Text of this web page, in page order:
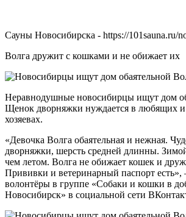
Сауны Новосибирска - https://101sauna.ru/
Волга дружит с кошками и не обижает их
Неравнодушные новосибирцы ищут дом
Щенок дворняжки нуждается в любящих и
хозяевах.
«Девочка Волга обаятельная и нежная.
дворняжки, шерсть средней длинны.
чем летом. Волга не обижает кошек и
Прививки и ветеринарный паспорт есть»,
волонтёры в группе «Собаки и кошки в
Новосибирск» в социальной сети